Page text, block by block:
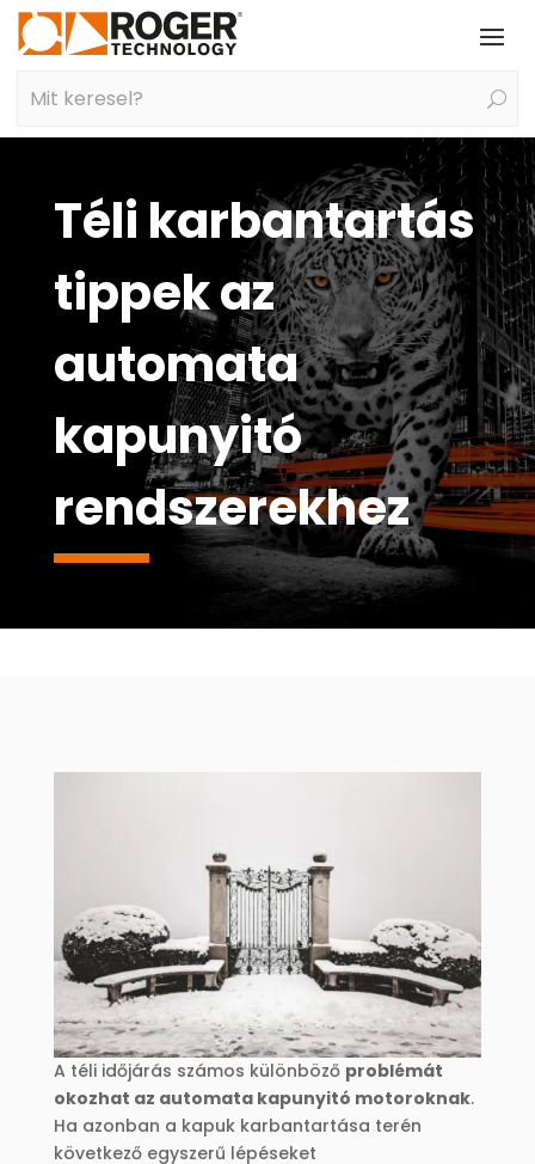
Téli karbantartás
tippek az
automata
kapunyitó
rendszerekhez
A téli időjárás számos különböző problémát
okozhat az automata kapunyitó motoroknak.
Ha azonban a kapuk karbantartása terén
következő egyszerű lépéseket